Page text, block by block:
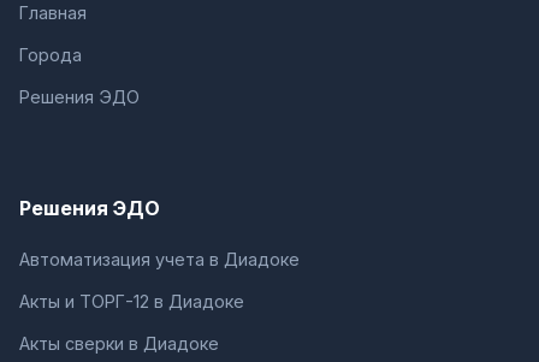
Главная
Города
Решения ЭДО
Решения ЭДО
Автоматизация учета в Диадоке
Акты и ТОРГ-12 в Диадоке
Акты сверки в Диадоке